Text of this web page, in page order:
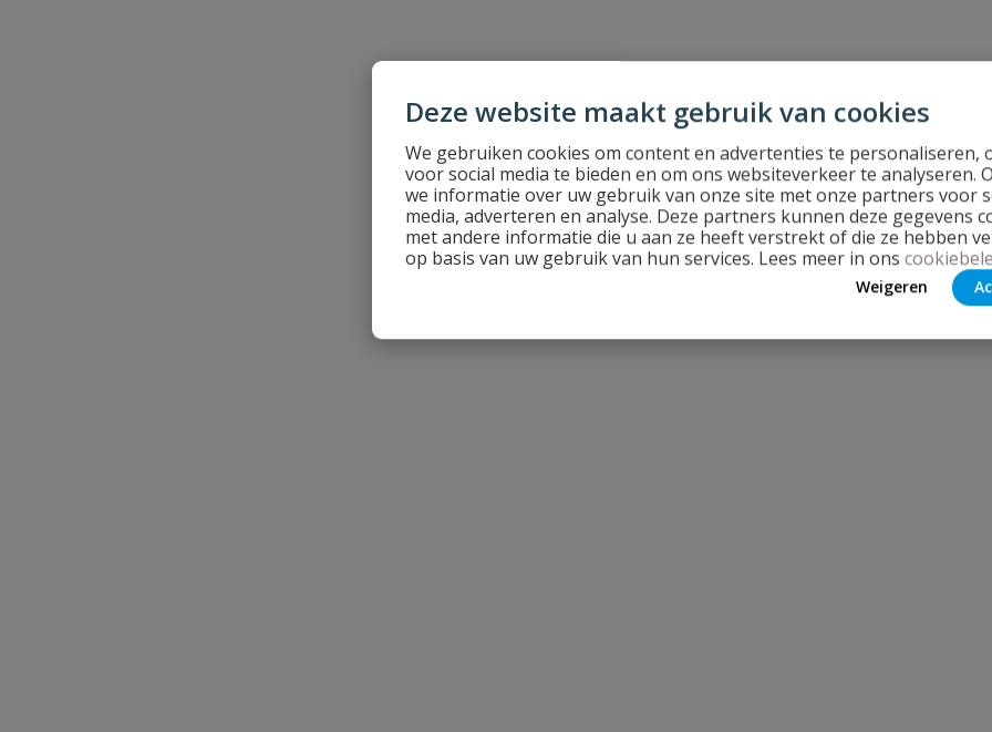
Deze website maakt gebruik van cookies
We gebruiken cookies om content en advertenties te personaliseren,
voor social media te bieden en om ons websiteverkeer te analyseren.
we informatie over uw gebruik van onze site met onze partners voor
media, adverteren en analyse. Deze partners kunnen deze gegevens
met andere informatie die u aan ze heeft verstrekt of die ze hebben
op basis van uw gebruik van hun services. Lees meer in ons
Weigeren